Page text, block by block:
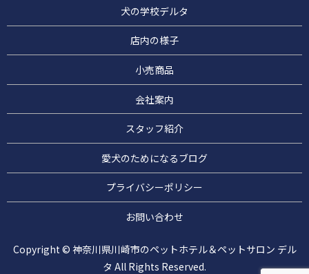
犬の学校デルタ
店内の様子
小売商品
会社案内
スタッフ紹介
愛犬のためになるブログ
プライバシーポリシー
お問い合わせ
Copyright © 神奈川県川崎市のペットホテル＆ペットサロン デル
タ All Rights Reserved.